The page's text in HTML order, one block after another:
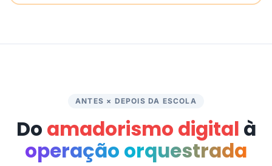
ANTES × DEPOIS DA ESCOLA
Do amadorismo digital à
operação orquestrada